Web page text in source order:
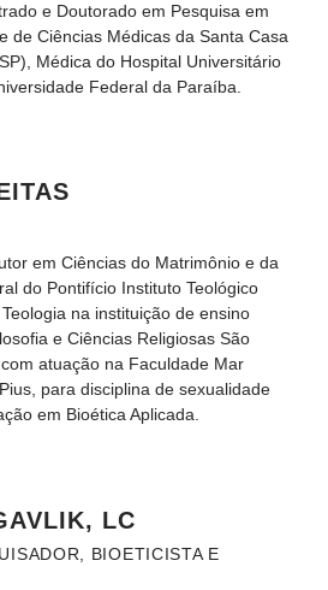
e Doutorado em Pesquisa em
de Ciências Médicas da Santa Casa
Médica do Hospital Universitário
Federal da Paraíba.
em Ciências do Matrimônio e da
do Pontifício Instituto Teológico
na instituição de ensino
e Ciências Religiosas São
atuação na Faculdade Mar
para disciplina de sexualidade
em Bioética Aplicada.
LC
BIOETICISTA E